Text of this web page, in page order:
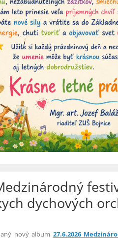
dychových
nový album 27.6.2026